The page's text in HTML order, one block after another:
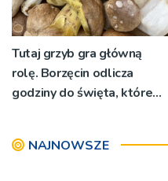
Tutaj grzyb gra główną
rolę. Borzęcin odlicza
godziny do święta, które
NAJNOWSZE